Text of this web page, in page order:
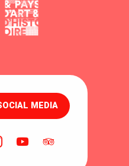
MEDIA